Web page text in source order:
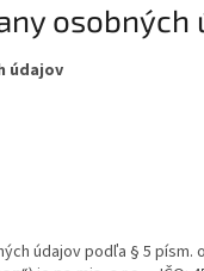
osobných
údajov
údajov podľa § 5 písm.